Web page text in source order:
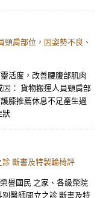
頸肩部位，因姿勢不良、
活度，改善腰腹部肌肉
： 貨物搬運人員頸肩部
膝推薦休息不足產生過
狀
斷書及特製輪椅評
譽國民 之家、各級榮院
醫師開立之診 斷書及特